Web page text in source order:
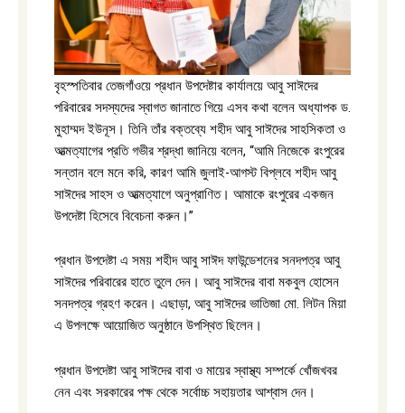
বৃহস্পতিবার তেজগাঁওয়ে প্রধান উপদেষ্টার কার্যালয়ে আবু সাঈদের
পরিবারের সদস্যদের স্বাগত জানাতে গিয়ে এসব কথা বলেন অধ্যাপক ড.
মুহাম্মদ ইউনূস। তিনি তাঁর বক্তব্যে শহীদ আবু সাঈদের সাহসিকতা ও
আত্মত্যাগের প্রতি গভীর শ্রদ্ধা জানিয়ে বলেন, “আমি নিজেকে রংপুরের
সন্তান বলে মনে করি, কারণ আমি জুলাই-আগস্ট বিপ্লবে শহীদ আবু
সাঈদের সাহস ও আত্মত্যাগে অনুপ্রাণিত। আমাকে রংপুরের একজন
উপদেষ্টা হিসেবে বিবেচনা করুন।”
প্রধান উপদেষ্টা এ সময় শহীদ আবু সাঈদ ফাউন্ডেশনের সনদপত্র আবু
সাঈদের পরিবারের হাতে তুলে দেন। আবু সাঈদের বাবা মকবুল হোসেন
সনদপত্র গ্রহণ করেন। এছাড়া, আবু সাঈদের ভাতিজা মো. লিটন মিয়া
এ উপলক্ষে আয়োজিত অনুষ্ঠানে উপস্থিত ছিলেন।
প্রধান উপদেষ্টা আবু সাঈদের বাবা ও মায়ের স্বাস্থ্য সম্পর্কে খোঁজখবর
নেন এবং সরকারের পক্ষ থেকে সর্বোচ্চ সহায়তার আশ্বাস দেন।